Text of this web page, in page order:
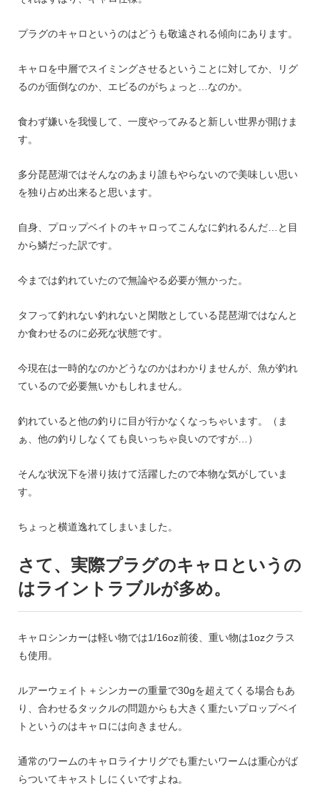
プラグのキャロというのはどうも敬遠される傾向にあります。
キャロを中層でスイミングさせるということに対してか、リグ
るのが面倒なのか、エビるのがちょっと…なのか。
食わず嫌いを我慢して、一度やってみると新しい世界が開けま
す。
多分琵琶湖ではそんなのあまり誰もやらないので美味しい思い
を独り占め出来ると思います。
自身、プロップベイトのキャロってこんなに釣れるんだ…と目
から鱗だった訳です。
今までは釣れていたので無論やる必要が無かった。
タフって釣れない釣れないと閑散としている琵琶湖ではなんと
か食わせるのに必死な状態です。
今現在は一時的なのかどうなのかはわかりませんが、魚が釣れ
ているので必要無いかもしれません。
釣れていると他の釣りに目が行かなくなっちゃいます。（ま
ぁ、他の釣りしなくても良いっちゃ良いのですが…）
そんな状況下を潜り抜けて活躍したので本物な気がしていま
す。
ちょっと横道逸れてしまいました。
さて、実際プラグのキャロというの
はライントラブルが多め。
キャロシンカーは軽い物では1/16oz前後、重い物は1ozクラス
も使用。
ルアーウェイト＋シンカーの重量で30gを超えてくる場合もあ
り、合わせるタックルの問題からも大きく重たいプロップベイ
トというのはキャロには向きません。
通常のワームのキャロライナリグでも重たいワームは重心がば
らついてキャストしにくいですよね。